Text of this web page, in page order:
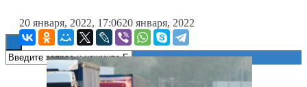
20 января, 2022, 17:0620 января, 2022